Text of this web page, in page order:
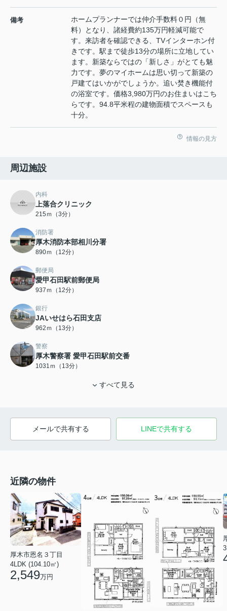
備考
ホームプランナーでは仲介手数料０円（無
料）となり、諸経費約135万円軽減可能で
す。来訪者を確認できる、TVインターホン付
きです。駅まで徒歩13分の場所に立地してい
ます。新築ならではの「新しさ」がとても魅
力です。夢のマイホームは思い切って新築の
戸建てはいかがでしょうか。追い焚き機能付
の浴室です。価格3,980万円のお住まいはこち
らです。94.8平米程の建物面積でスペースも
十分。
情報の見方
周辺施設
内科
上落合クリニック
215ｍ（3分）
消防署
厚木消防本部相川分署
890ｍ（12分）
郵便局
愛甲石田駅前郵便局
937ｍ（12分）
銀行
JAいせはら石田支店
962ｍ（13分）
警察
厚木警察署 愛甲石田駅前交番
1031ｍ（13分）
すべて見る
メールで共有する LINEで共有する
近隣の物件
厚木市恩名３丁目
4LDK (104.10㎡)
2,549万円